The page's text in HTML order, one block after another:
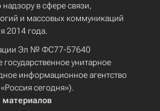
в сфере связи,
и массовых коммуникаций
2014 года.
Эл № ФС77-57640
унитарное
информационное агентство
сегодня»).
материалов